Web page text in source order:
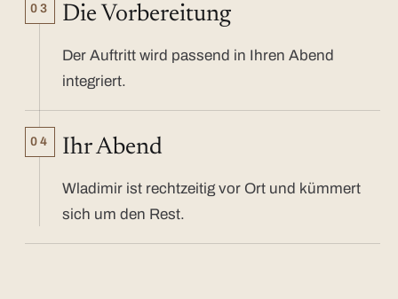
03 Die Vorbereitung
Der Auftritt wird passend in Ihren Abend
integriert.
04 Ihr Abend
Wladimir ist rechtzeitig vor Ort und kümmert
sich um den Rest.